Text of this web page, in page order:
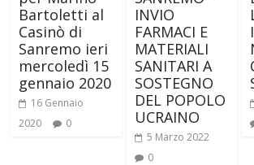
Bartoletti al
Casinò di
Sanremo ieri
mercoledì 15
gennaio 2020
16 Gennaio
2020
0
INVIO
FARMACI E
MATERIALI
SANITARI A
SOSTEGNO
DEL POPOLO
UCRAINO
5 Marzo 2022
0